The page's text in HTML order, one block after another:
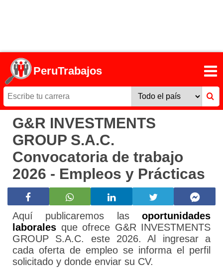
PeruTrabajos
G&R INVESTMENTS
GROUP S.A.C.
Convocatoria de trabajo
2026 - Empleos y Prácticas
Aquí publicaremos las oportunidades
laborales que ofrece G&R INVESTMENTS
GROUP S.A.C. este 2026. Al ingresar a
cada oferta de empleo se informa el perfil
solicitado y donde enviar su CV.